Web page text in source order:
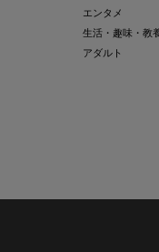
エンタメ
生活・趣味・教
アダルト